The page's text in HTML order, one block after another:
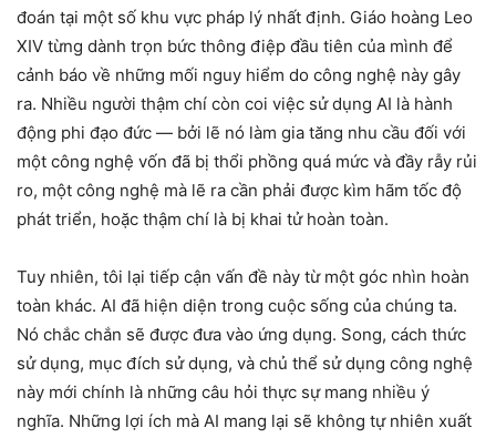
đoán tại một số khu vực pháp lý nhất định. Giáo hoàng Leo
XIV từng dành trọn bức thông điệp đầu tiên của mình để
cảnh báo về những mối nguy hiểm do công nghệ này gây
ra. Nhiều người thậm chí còn coi việc sử dụng AI là hành
động phi đạo đức — bởi lẽ nó làm gia tăng nhu cầu đối với
một công nghệ vốn đã bị thổi phồng quá mức và đầy rẫy rủi
ro, một công nghệ mà lẽ ra cần phải được kìm hãm tốc độ
phát triển, hoặc thậm chí là bị khai tử hoàn toàn.
Tuy nhiên, tôi lại tiếp cận vấn đề này từ một góc nhìn hoàn
toàn khác. AI đã hiện diện trong cuộc sống của chúng ta.
Nó chắc chắn sẽ được đưa vào ứng dụng. Song, cách thức
sử dụng, mục đích sử dụng, và chủ thể sử dụng công nghệ
này mới chính là những câu hỏi thực sự mang nhiều ý
nghĩa. Những lợi ích mà AI mang lại sẽ không tự nhiên xuất